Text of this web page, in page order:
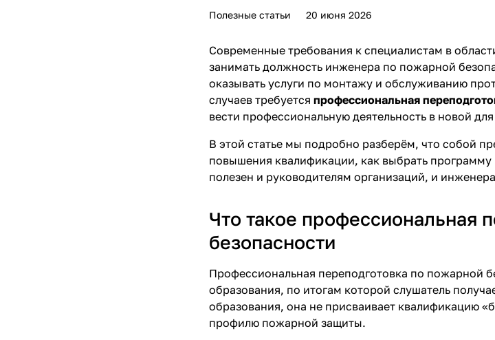
Полезные статьи 20 июня 2026
Современные требования к специалистам в
занимать должность инженера по пожарной
оказывать услуги по монтажу и обслуживанию
случаев требуется профессиональная
вести профессиональную деятельность в новой
В этой статье мы подробно разберём, что собой
повышения квалификации, как выбрать
полезен и руководителям организаций, и
Что такое профессиональная
безопасности
Профессиональная переподготовка по пожарной
образования, по итогам которой слушатель
образования, она не присваивает квалификацию
профилю пожарной защиты.